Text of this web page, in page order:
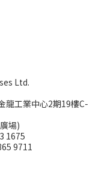
Ltd.
龍工業中心2期19樓C-
場)
1675
9711